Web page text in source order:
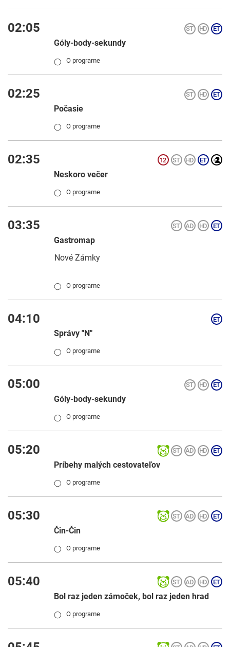
02:05
Góly-body-sekundy
◯ O programe
02:25
Počasie
◯ O programe
02:35
Neskoro večer
◯ O programe
03:35
Gastromap
Nové Zámky
◯ O programe
04:10
Správy "N"
◯ O programe
05:00
Góly-body-sekundy
◯ O programe
05:20
Príbehy malých cestovateľov
◯ O programe
05:30
Čin-Čin
◯ O programe
05:40
Bol raz jeden zámoček, bol raz jeden hrad
◯ O programe